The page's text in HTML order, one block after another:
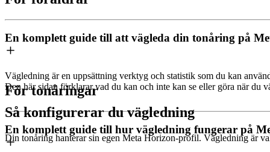
En komplett guide till att vägleda din tonåring på
Vägledning är en uppsättning verktyg och statistik som du kan
Den här sidan förklarar vad du kan och inte kan se eller göra när du
Så konfigurerar du vägledning
Din tonåring hanterar sin egen Meta Horizon-profil. Vägledning är
För tonåringar
En komplett guide till hur vägledning fungerar på